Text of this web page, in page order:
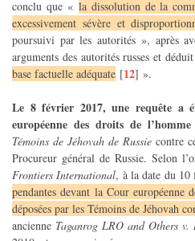
conclu que « la dissolution de la
excessivement sévère et
poursuivi par les autorités », après
arguments des autorités russes et
base factuelle adéquate [12] ».
Le 8 février 2017, une requête a
européenne des droits de l’homme
Témoins de Jéhovah de Russiecontre
Procureur général de Russie. Selon
Frontiers International, à la date du
pendantes devant la Cour européenne
déposées par les Témoins de Jéhovah
ancienne Taganrog LRO and Others v.